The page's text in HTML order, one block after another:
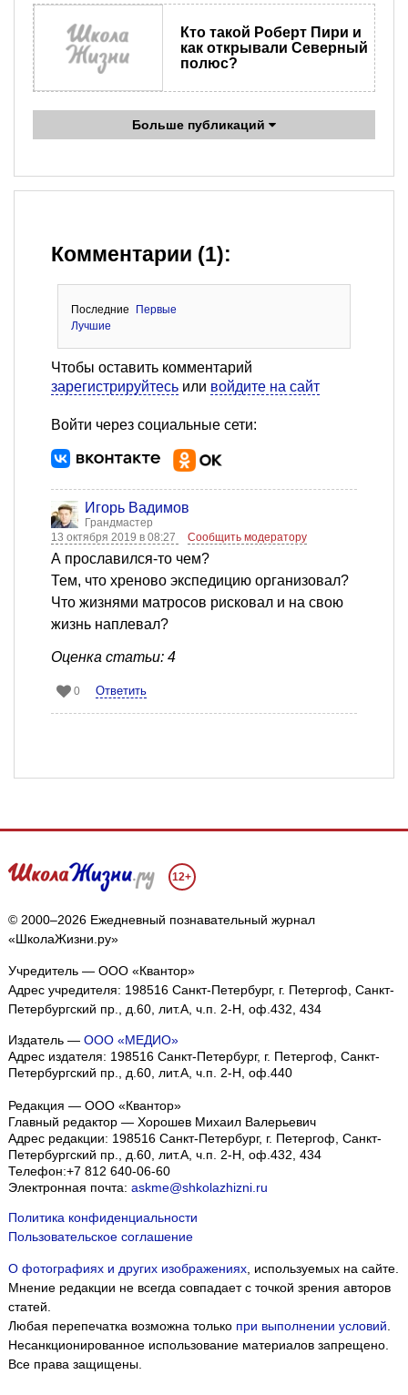
Кто такой Роберт Пири и
как открывали Северный
полюс?
Больше публикаций
Комментарии (1):
Последние
Первые
Лучшие
Чтобы оставить комментарий
зарегистрируйтесь или войдите на сайт
Войти через социальные сети:
Игорь Вадимов
Грандмастер
13 октября 2019 в 08:27
Сообщить модератору
А прославился-то чем?
Тем, что хреново экспедицию организовал?
Что жизнями матросов рисковал и на свою
жизнь наплевал?
Оценка статьи: 4
0 Ответить
12+
© 2000–2026 Ежедневный познавательный журнал
«ШколаЖизни.ру»
Учредитель — ООО «Квантор»
Адрес учредителя: 198516 Санкт-Петербург, г. Петергоф, Санкт-
Петербургский пр., д.60, лит.А, ч.п. 2-Н, оф.432, 434
Издатель — ООО «МЕДИО»
Адрес издателя: 198516 Санкт-Петербург, г. Петергоф, Санкт-
Петербургский пр., д.60, лит.А, ч.п. 2-Н, оф.440
Редакция — ООО «Квантор»
Главный редактор — Хорошев Михаил Валерьевич
Адрес редакции: 198516 Санкт-Петербург, г. Петергоф Санкт-
Петербургский пр., д.60, лит.А, ч.п. 2-Н, оф.432, 434
Телефон:+7 812 640-06-60
Электронная почта: askme@shkolazhizni.ru
Политика конфиденциальности
Пользовательское соглашение
О фотографиях и других изображениях, используемых на сайте.
Мнение редакции не всегда совпадает с точкой зрения авторов
статей.
Любая перепечатка возможна только при выполнении условий
Несанкционированное использование материалов запрещено.
Все права защищены.